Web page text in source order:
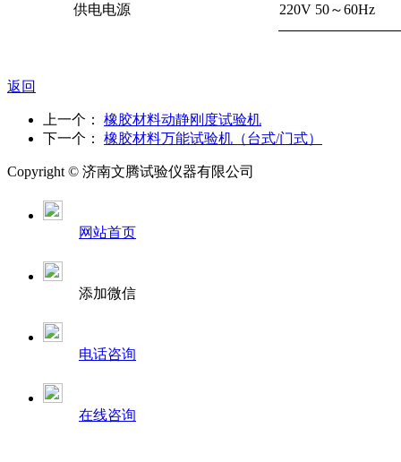
供电电源 220V 50～60Hz
返回
上一个： 橡胶材料动静刚度试验机
下一个： 橡胶材料万能试验机（台式/门式）
Copyright © 济南文腾试验仪器有限公司
网站首页
添加微信
电话咨询
在线咨询